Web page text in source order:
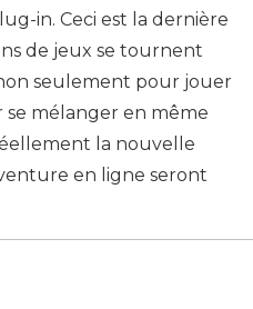
in. Ceci est la dernière
de jeux se tournent
seulement pour jouer
se mélanger en même
la nouvelle
en ligne seront